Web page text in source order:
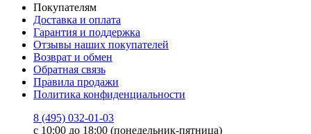
Покупателям
Доставка и оплата
Гарантия и поддержка
Отзывы наших покупателей
Возврат и обмен
Обратная связь
Правила продажи
Политика конфиденциальности
8 (495) 032-01-03
с 10:00 до 18:00 (понедельник-пятница)